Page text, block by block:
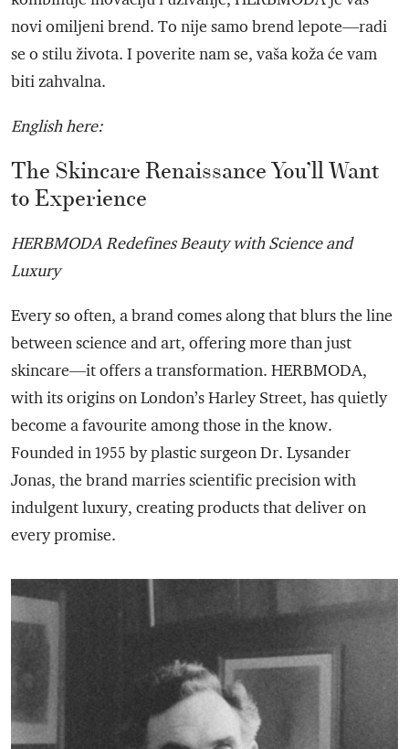
novi omiljeni brend. To nije samo brend lepote—radi
se o stilu života. I poverite nam se, vaša koža će vam
biti zahvalna.
English here:
The Skincare Renaissance You’ll Want
to Experience
HERBMODA Redefines Beauty with Science and
Luxury
Every so often, a brand comes along that blurs the line
between science and art, offering more than just
skincare—it offers a transformation. HERBMODA,
with its origins on London’s Harley Street, has quietly
become a favourite among those in the know.
Founded in 1955 by plastic surgeon Dr. Lysander
Jonas, the brand marries scientific precision with
indulgent luxury, creating products that deliver on
every promise.